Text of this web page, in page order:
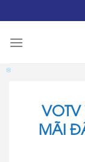
to
content
VOTV
MÃI